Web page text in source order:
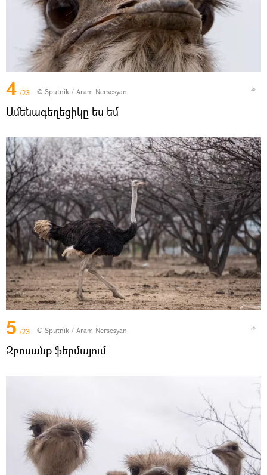
4 /23 © Sputnik / Aram Nersesyan
Ամենագեղեցիկը ես եմ
5 /23 © Sputnik / Aram Nersesyan
Զբոսանք ֆերմայում